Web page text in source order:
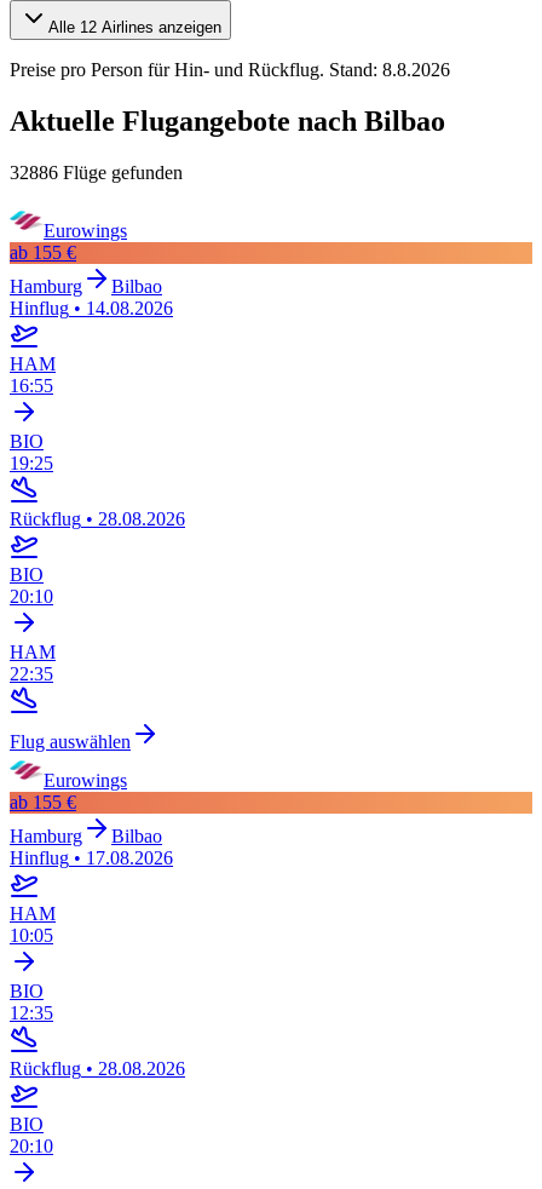
Alle 12 Airlines anzeigen
Preise pro Person für Hin- und Rückflug. Stand: 8.8.2026
Aktuelle Flugangebote nach Bilbao
32886 Flüge gefunden
Eurowings
ab 155 €
Hamburg
Bilbao
Hinflug • 14.08.2026
HAM
16:55
BIO
19:25
Rückflug • 28.08.2026
BIO
20:10
HAM
22:35
Flug auswählen
Eurowings
ab 155 €
Hamburg
Bilbao
Hinflug • 17.08.2026
HAM
10:05
BIO
12:35
Rückflug • 28.08.2026
BIO
20:10